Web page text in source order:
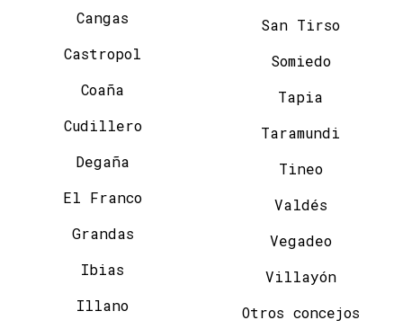
Cangas
Castropol
Coaña
Cudillero
Degaña
El Franco
Grandas
Ibias
Illano
San Tirso
Somiedo
Tapia
Taramundi
Tineo
Valdés
Vegadeo
Villayón
Otros concejos